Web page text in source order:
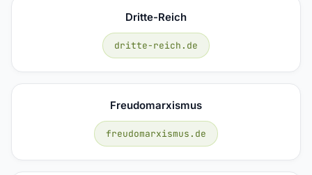
Dritte-Reich
dritte-reich.de
Freudomarxismus
freudomarxismus.de